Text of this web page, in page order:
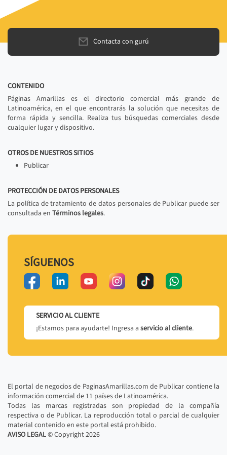
Contacta con gurú
CONTENIDO
Páginas Amarillas es el directorio comercial más grande de
Latinoamérica, en el que encontrarás la solución que necesitas de
forma rápida y sencilla. Realiza tus búsquedas comerciales desde
cualquier lugar y dispositivo.
OTROS DE NUESTROS SITIOS
Publicar
PROTECCIÓN DE DATOS PERSONALES
La política de tratamiento de datos personales de Publicar puede ser
consultada en Términos legales.
SÍGUENOS
SERVICIO AL CLIENTE
¡Estamos para ayudarte! Ingresa a servicio al cliente.
El portal de negocios de PaginasAmarillas.com de Publicar contiene la
información comercial de 11 países de Latinoamérica.
Todas las marcas registradas son propiedad de la compañía
respectiva o de Publicar. La reproducción total o parcial de cualquier
material contenido en este portal está prohibido.
AVISO LEGAL© Copyright2026